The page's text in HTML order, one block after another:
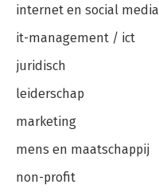
internet en social media
it-management / ict
juridisch
leiderschap
marketing
mens en maatschappij
non-profit